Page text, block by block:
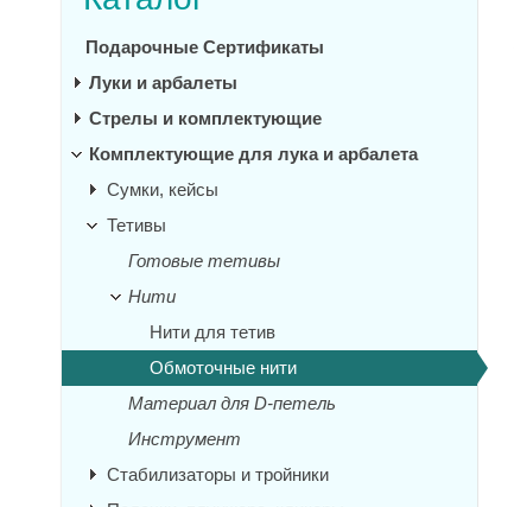
Подарочные Сертификаты
Луки и арбалеты
Стрелы и комплектующие
Комплектующие для лука и арбалета
Сумки, кейсы
Тетивы
Готовые тетивы
Нити
Нити для тетив
Обмоточные нити
Материал для D-петель
Инструмент
Стабилизаторы и тройники